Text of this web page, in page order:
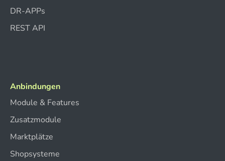
DR-APPs
REST API
Anbindungen
Module & Features
Zusatzmodule
Marktplätze
Shopsysteme